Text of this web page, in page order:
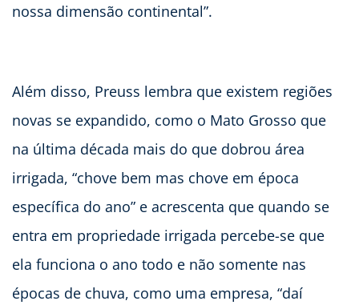
nossa dimensão continental”.
Além disso, Preuss lembra que existem regiões
novas se expandido, como o Mato Grosso que
na última década mais do que dobrou área
irrigada, “chove bem mas chove em época
específica do ano” e acrescenta que quando se
entra em propriedade irrigada percebe-se que
ela funciona o ano todo e não somente nas
épocas de chuva, como uma empresa, “daí